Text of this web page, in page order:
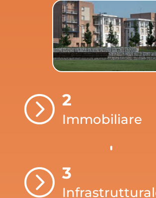
= 2
Immobiliare
= 3